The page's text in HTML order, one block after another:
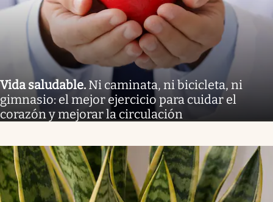
Vida saludable. Ni caminata, ni bicicleta, ni
gimnasio: el mejor ejercicio para cuidar el
corazón y mejorar la circulación